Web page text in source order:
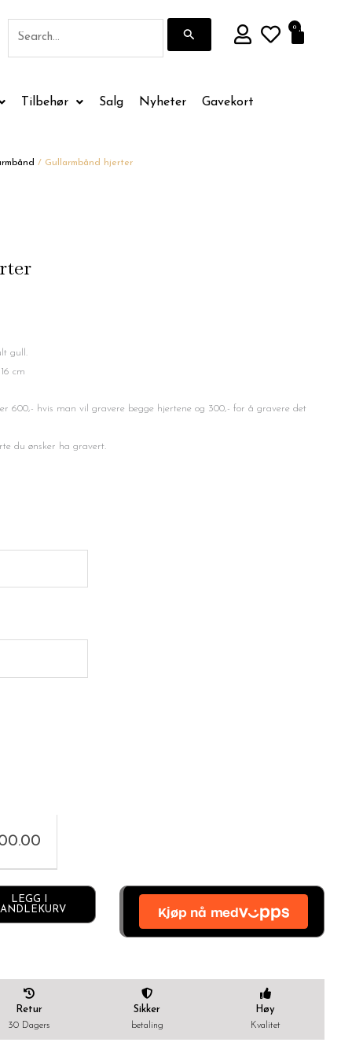
0
Tilbehør Salg Nyheter Gavekort
/ Gullarmbånd hjerter
gull.
cm
600,- hvis man vil gravere begge hjertene og 300,- for å gravere det
du ønsker ha gravert.
LEGG I
Alternative:
Retur
30 Dagers
Sikker
betaling
Høy
Kvalitet